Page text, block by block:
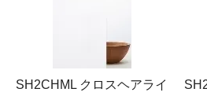
SH2CHML クロスヘアライ